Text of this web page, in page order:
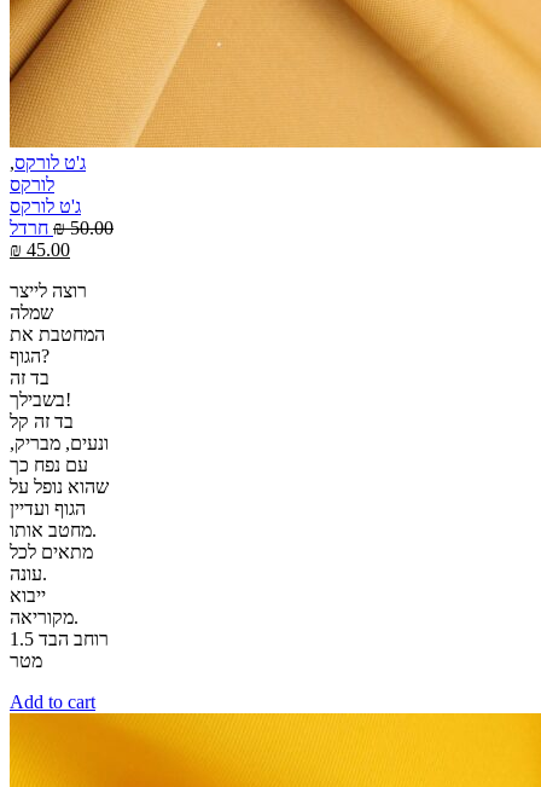
ג'ט לורקס,
לורקס
ג'ט לורקס
₪50.00
₪ 45.00
רוצה לייצר
שמלה
המחטבת את
הגוף?
בד זה
בשבילך!
בד זה קל
ונעים, מבריק,
עם נפח כך
שהוא נופל על
הגוף ועדיין
מחטב אותו.
מתאים לכל
עונה.
ייבוא
מקוריאה.
רוחב הבד 1.5
מטר
Add to cart